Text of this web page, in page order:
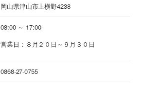
岡山県津山市上横野4238
08:00 ～ 17:00
営業日：８月２０日～９月３０日
0868-27-0755